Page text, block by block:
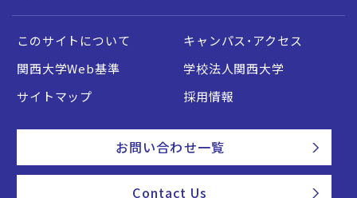
このサイトについて
キャンパス・アクセス
関西大学Web基準
学校法人関西大学
サイトマップ
採用情報
お問い合わせ一覧
Contact Us